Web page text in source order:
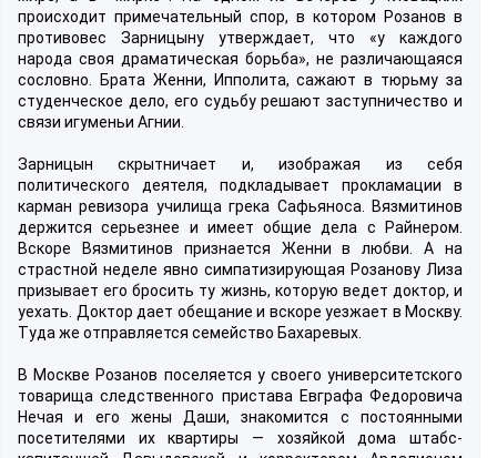
происходит примечательный спор, в котором Розанов в
противовес Зарницыну утверждает, что «у каждого
народа своя драматическая борьба», не различающаяся
сословно. Брата Женни, Ипполита, сажают в тюрьму за
студенческое дело, его судьбу решают заступничество и
связи игуменьи Агнии.
Зарницын скрытничает и, изображая из себя
политического деятеля, подкладывает прокламации в
карман ревизора училища грека Сафьяноса. Вязмитинов
держится серьезнее и имеет общие дела с Райнером.
Вскоре Вязмитинов признается Женни в любви. А на
страстной неделе явно симпатизирующая Розанову Лиза
призывает его бросить ту жизнь, которую ведет доктор, и
уехать. Доктор дает обещание и вскоре уезжает в Москву.
Туда же отправляется семейство Бахаревых.
В Москве Розанов поселяется у своего университетского
товарища следственного пристава Евграфа Федоровича
Нечая и его жены Даши, знакомится с постоянными
посетителями их квартиры — хозяйкой дома штабс-